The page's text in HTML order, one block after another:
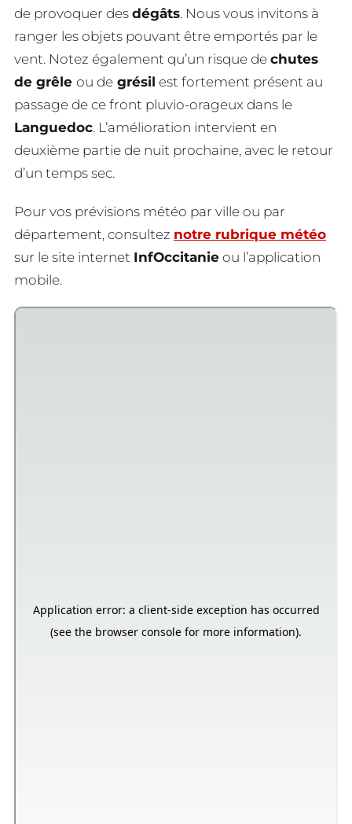
de provoquer des dégâts. Nous vous invitons à
ranger les objets pouvant être emportés par le
vent. Notez également qu’un risque de chutes
de grêle ou de grésil est fortement présent au
passage de ce front pluvio-orageux dans le
Languedoc. L’amélioration intervient en
deuxième partie de nuit prochaine, avec le retour
d’un temps sec.
Pour vos prévisions météo par ville ou par
département, consultez notre rubrique météo
sur le site internet InfOccitanie ou l’application
mobile.